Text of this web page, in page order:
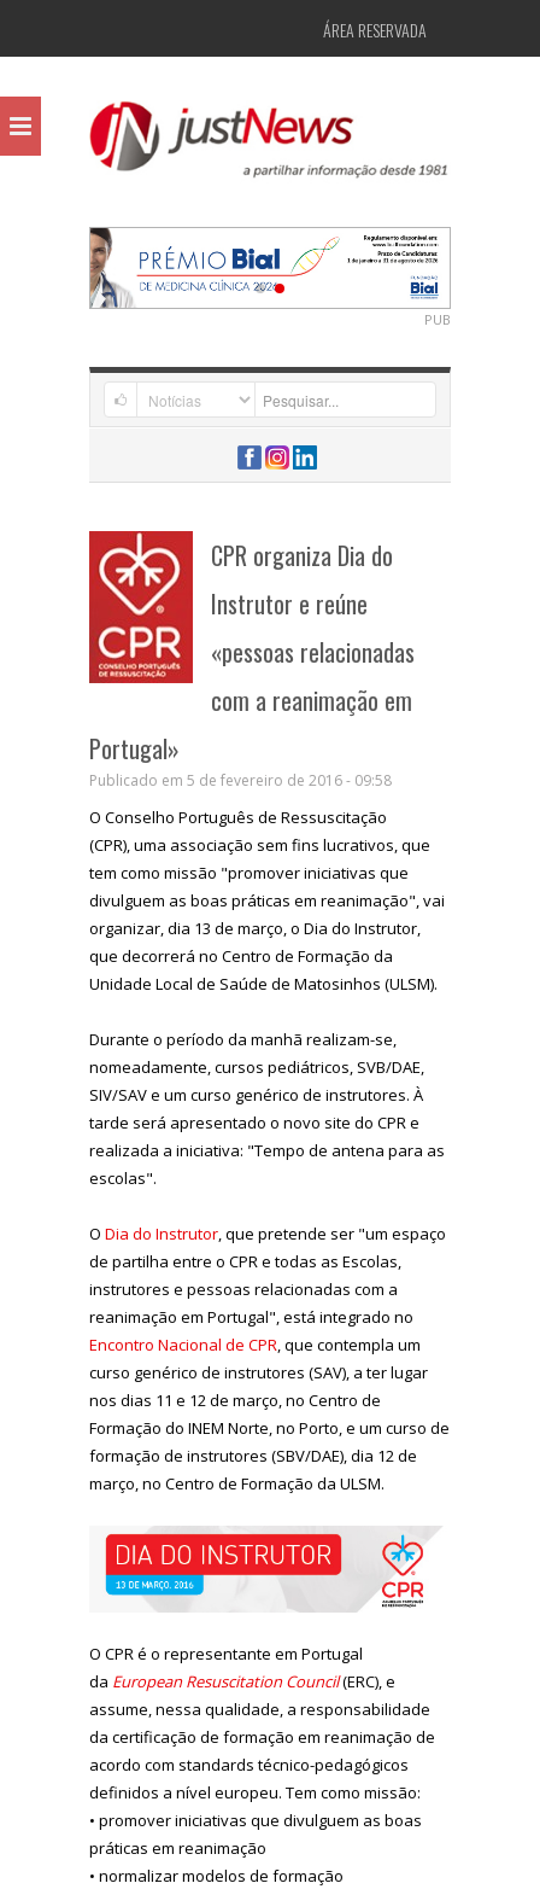
ÁREA RESERVADA
PUB
CPR organiza Dia do
Instrutor e reúne
«pessoas relacionadas
com a reanimação em
Portugal»
Publicado em 5 de fevereiro de 2016 - 09:58
O Conselho Português de Ressuscitação
(CPR),uma associação sem fins lucrativos, que
tem como missão "promover iniciativas que
divulguem as boas práticas em reanimação",vai
organizar, dia 13 de março, o Dia do Instrutor,
que decorrerá no Centro de Formação da
Unidade Local de Saúde de Matosinhos (ULSM).
Durante o período da manhã realizam-se,
nomeadamente, cursos pediátricos, SVB/DAE,
SIV/SAV e um curso genérico de instrutores. À
tarde será apresentado o novo site do CPR e
realizada a iniciativa: "Tempo de antena para as
escolas".
O Dia do Instrutor, que pretende ser "um espaço
de partilha entre o CPR e todas as Escolas,
instrutores e pessoas relacionadas com a
reanimação em Portugal", está integrado no
Encontro Nacional de CPR, que contempla um
curso genérico de instrutores (SAV), a ter lugar
nos dias 11 e 12 de março, no Centro de
Formação do INEM Norte, no Porto, e um curso de
formação de instrutores (SBV/DAE), dia 12 de
março, no Centro de Formação da ULSM.
O CPR é o representante em Portugal
da European Resuscitation Council(ERC), e
assume, nessa qualidade, a responsabilidade
da certificação de formação em reanimação de
acordo com standards técnico-pedagógicos
definidos a nível europeu. Tem como missão:
• promover iniciativas que divulguem as boas
práticas em reanimação
• normalizar modelos de formação